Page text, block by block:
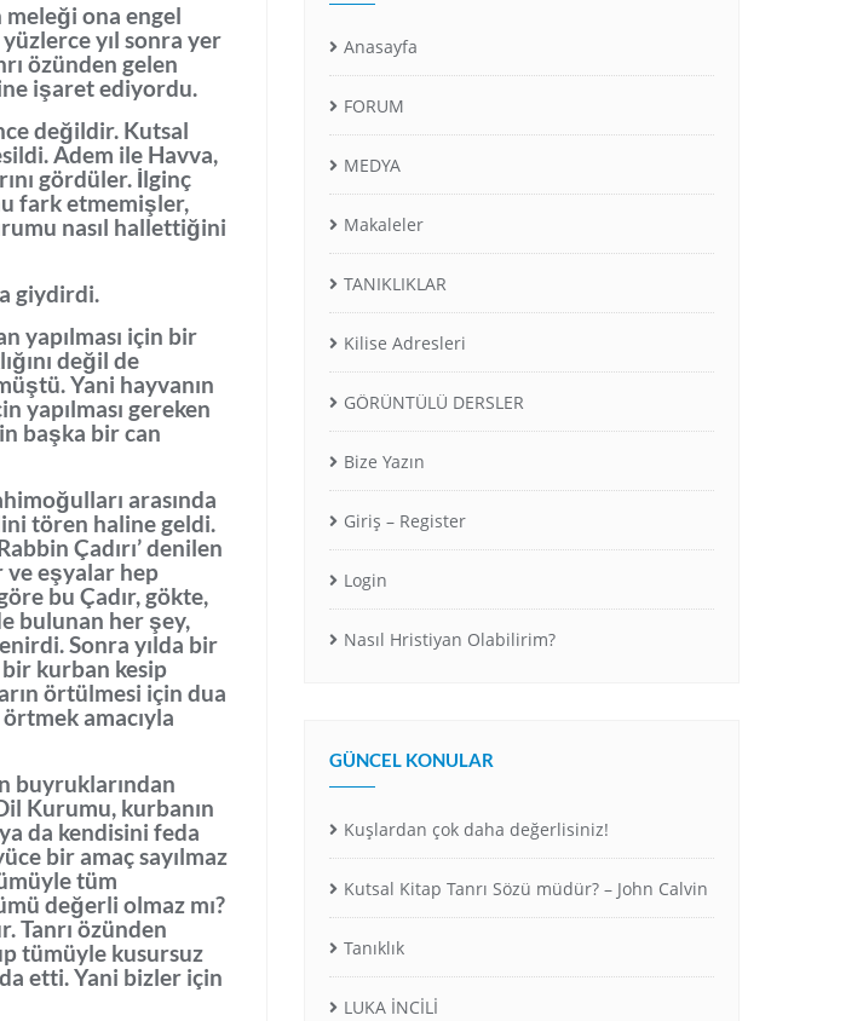
meleği ona engel
yıl sonra yer
özünden gelen
işaret ediyordu.
değildir. Kutsal
Adem ile Havva,
gördüler. İlginç
fark etmemişler,
nasıl hallettiğini
giydirdi.
yapılması için bir
değil de
Yani hayvanın
yapılması gereken
başka bir can
arasında
tören haline geldi.
Çadırı’ denilen
ve eşyalar hep
bu Çadır, gökte,
bulunan her şey,
Sonra yılda bir
kurban kesip
örtülmesi için dua
amacıyla
buyruklarından
Kurumu, kurbanın
da kendisini feda
bir amaç sayılmaz
tüm
değerli olmaz mı?
Tanrı özünden
tümüyle kusursuz
etti. Yani bizler için
Anasayfa
FORUM
MEDYA
Makaleler
TANIKLIKLAR
Kilise Adresleri
GÖRÜNTÜLÜ DERSLER
Bize Yazın
Giriş – Register
Login
Nasıl Hristiyan Olabilirim?
GÜNCEL KONULAR
Kuşlardan çok daha değerlisiniz!
Kutsal Kitap Tanrı Sözü müdür? – John Calvin
Tanıklık
LUKA İNCİLİ